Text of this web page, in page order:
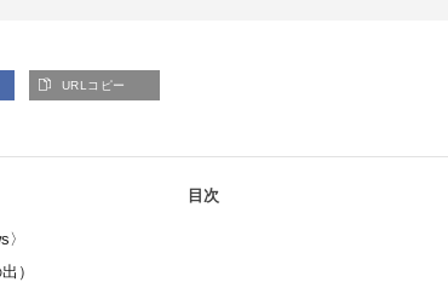
URLコピー
目次
）